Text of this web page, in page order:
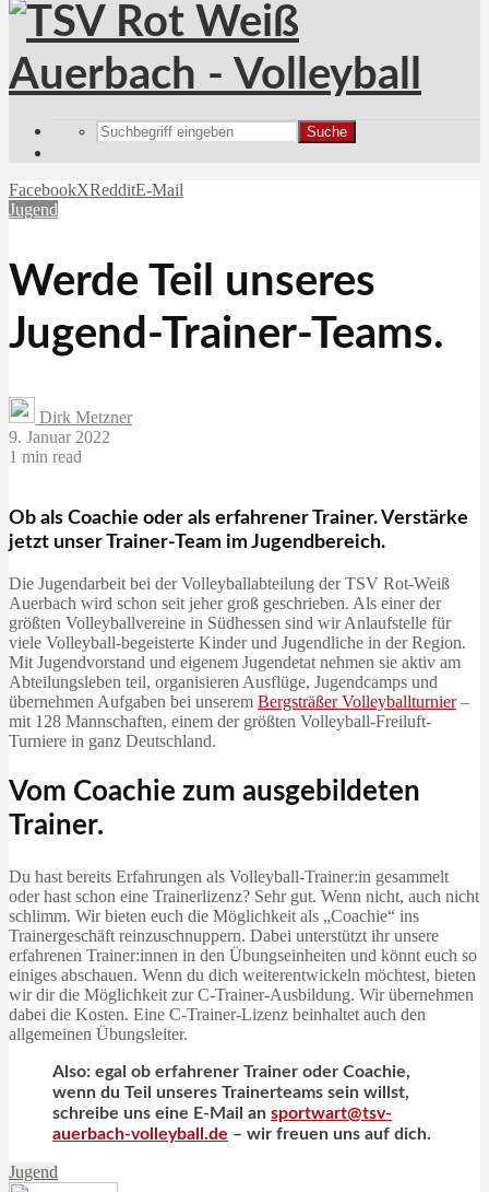
Suche
FacebookXRedditE-Mail
Jugend
Werde Teil unseres
Jugend-Trainer-Teams.
Dirk Metzner
9. Januar 2022
1 min read
Ob als Coachie oder als erfahrener Trainer. Verstärke
jetzt unser Trainer-Team im Jugendbereich.
Die Jugendarbeit bei der Volleyballabteilung der TSV Rot-Weiß
Auerbach wird schon seit jeher groß geschrieben. Als einer der
größten Volleyballvereine in Südhessen sind wir Anlaufstelle für
viele Volleyball-begeisterte Kinder und Jugendliche in der Region.
Mit Jugendvorstand und eigenem Jugendetat nehmen sie aktiv am
Abteilungsleben teil, organisieren Ausflüge, Jugendcamps und
übernehmen Aufgaben bei unserem Bergsträßer Volleyballturnier–
mit 128 Mannschaften, einem der größten Volleyball-Freiluft-
Turniere in ganz Deutschland.
Vom Coachie zum ausgebildeten
Trainer.
Du hast bereits Erfahrungen als Volleyball-Trainer:in gesammelt
oder hast schon eine Trainerlizenz? Sehr gut. Wenn nicht, auch nicht
schlimm. Wir bieten euch die Möglichkeit als „Coachie“ ins
Trainergeschäft reinzuschnuppern. Dabei unterstützt ihr unsere
erfahrenen Trainer:innen in den Übungseinheiten und könnt euch so
einiges abschauen. Wenn du dich weiterentwickeln möchtest, bieten
wir dir die Möglichkeit zur C-Trainer-Ausbildung. Wir übernehmen
dabei die Kosten. Eine C-Trainer-Lizenz beinhaltet auch den
allgemeinen Übungsleiter.
Also: egal ob erfahrener Trainer oder Coachie,
wenn du Teil unseres Trainerteams sein willst,
schreibe uns eine E-Mail an sportwart@tsv-
auerbach-volleyball.de – wir freuen uns auf dich.
Jugend